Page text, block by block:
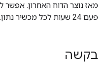
פעם 24 שעות לכל מכשיר נתון.
בקשה